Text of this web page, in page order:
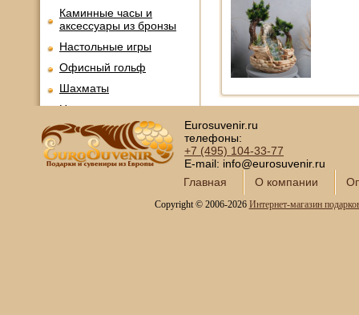
Каминные часы и
аксессуары из бронзы
Настольные игры
Офисный гольф
Шахматы
Нарды
Фарфоровые куклы
Из России с любовью
Подзорные трубы и
Колокола бронзовые
Eurosuvenir.ru
телефоны:
+7 (495) 104-33-77
E-mail: info@eurosuvenir.ru
Главная
О компании
Copyright © 2006-2026 Интернет-магазин